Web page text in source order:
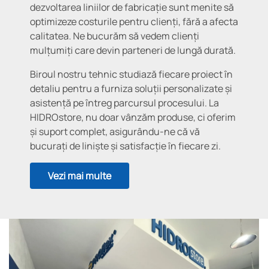
dezvoltarea liniilor de fabricație sunt menite să
optimizeze costurile pentru clienți, fără a afecta
calitatea. Ne bucurăm să vedem clienți
mulțumiți care devin parteneri de lungă durată.
Biroul nostru tehnic studiază fiecare proiect în
detaliu pentru a furniza soluții personalizate și
asistență pe întreg parcursul procesului. La
HIDROstore, nu doar vânzăm produse, ci oferim
și suport complet, asigurându-ne că vă
bucurați de liniște și satisfacție în fiecare zi.
Vezi mai multe